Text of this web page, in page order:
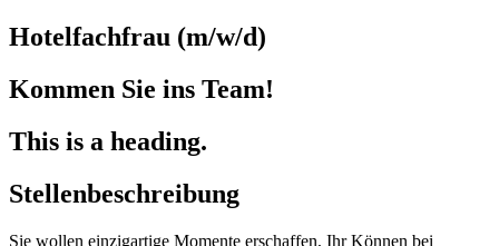
Hotelfachfrau (m/w/d)
Kommen Sie ins Team!
This is a heading.
Stellenbeschreibung
Sie wollen einzigartige Momente erschaffen, Ihr Können bei